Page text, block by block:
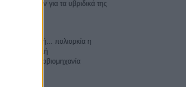
μπαταριών για τα υβριδικά της
Σε κινεζική… πολιορκία η
ευρωπαϊκή
αυτοκινητοβιομηχανία